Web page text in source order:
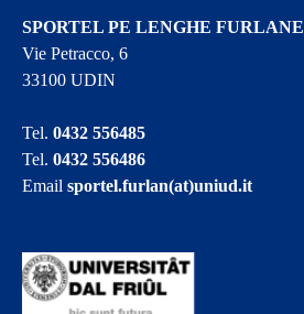
SPORTEL PE LENGHE FURLANE
Vie Petracco, 6
33100 UDIN
Tel.0432 556485
Tel.0432 556486
Emailsportel.furlan(at)uniud.it